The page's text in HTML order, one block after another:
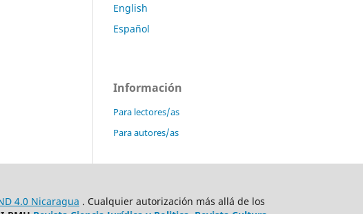
English
Español
Información
Para lectores/as
Para autores/as
4.0 Nicaragua . Cualquier autorización más allá de los